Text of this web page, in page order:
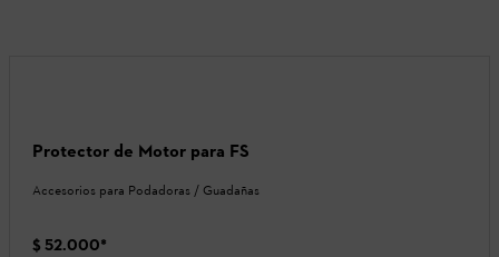
Protector de Motor para FS
Accesorios para Podadoras / Guadañas
$ 52.000*